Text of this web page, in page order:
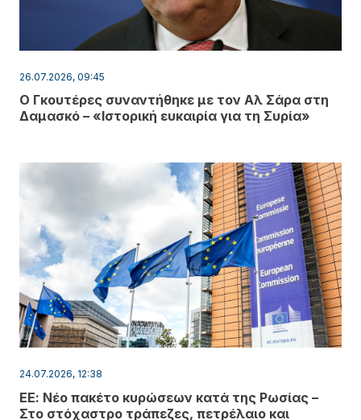
26.07.2026, 09:45
Ο Γκουτέρες συναντήθηκε με τον Αλ Σάρα στη
Δαμασκό – «Ιστορική ευκαιρία για τη Συρία»
24.07.2026, 12:38
ΕΕ: Νέο πακέτο κυρώσεων κατά της Ρωσίας –
Στο στόχαστρο τράπεζες, πετρέλαιο και